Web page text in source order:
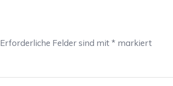
Erforderliche Felder sind mit * markiert